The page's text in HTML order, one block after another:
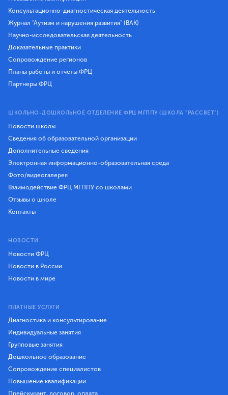
Консультационно-диагностическая деятельность
Журнал "Аутизм и нарушения развития" (ВАК)
Научно-исследовательская деятельность
Доказательные практики
Сопровождение регионов
Планы работы и отчеты ФРЦ
Партнеры ФРЦ
ШКОЛЬНО-ДОШКОЛЬНОЕ ОТДЕЛЕНИЕ ФРЦ МГППУ (ШКОЛА "РАССВЕТ")
Новости школы
Сведения об образовательной организации
Дополнительные сведения
Электронная информационно-образовательная среда
Фото/видеогалерея
Взаимодействие ФРЦ МГППУ со школами
Отзывы о школе
Контакты
НОВОСТИ
Новости ФРЦ
Новости в России
Новости в мире
ПЛАТНЫЕ УСЛУГИ
Диагностика и консультирование
Индивидуальные занятия
Групповые занятия
Дошкольное образование
Сопровождение специалистов
Повышение квалификации